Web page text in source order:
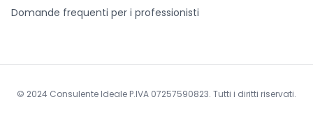
Domande frequenti per i professionisti
© 2024 Consulente Ideale P.IVA 07257590823. Tutti i diritti riservati.